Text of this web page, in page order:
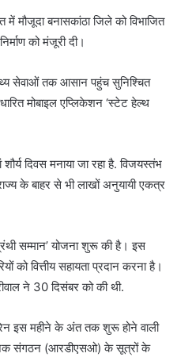
में मौजूदा बनासकांठा जिले को विभाजित
को मंजूरी दी।
सेवाओं तक आसान पहुंच सुनिश्चित
मोबाइल एप्लिकेशन ‘स्टेट हेल्थ
दिवस मनाया जा रहा है. विजयस्तंभ
के बाहर से भी लाखों अनुयायी एकत्र
सम्मान’ योजना शुरू की है। इस
को वित्तीय सहायता प्रदान करना है।
ने 30 दिसंबर को की थी.
इस महीने के अंत तक शुरू होने वाली
संगठन (आरडीएसओ) के सूत्रों के